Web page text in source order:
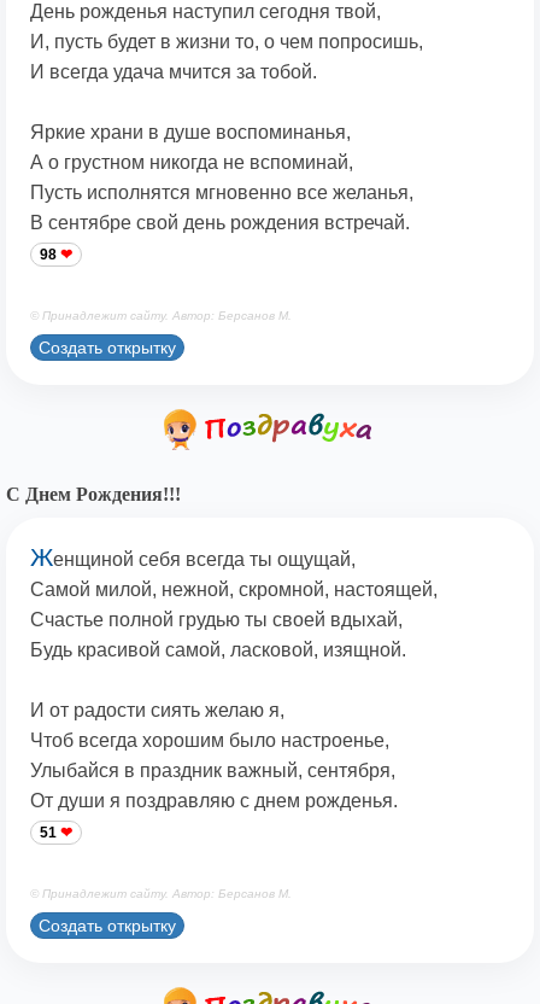
День рожденья наступил сегодня твой,
И, пусть будет в жизни то, о чем попросишь,
И всегда удача мчится за тобой.
Яркие храни в душе воспоминанья,
А о грустном никогда не вспоминай,
Пусть исполнятся мгновенно все желанья,
В сентябре свой день рождения встречай.
98
© Принадлежит сайту. Автор: Берсанов М.
Создать открытку
С Днем Рождения!!!
Женщиной себя всегда ты ощущай,
Самой милой, нежной, скромной, настоящей,
Счастье полной грудью ты своей вдыхай,
Будь красивой самой, ласковой, изящной.
И от радости сиять желаю я,
Чтоб всегда хорошим было настроенье,
Улыбайся в праздник важный, сентября,
От души я поздравляю с днем рожденья.
51
© Принадлежит сайту. Автор: Берсанов М.
Создать открытку